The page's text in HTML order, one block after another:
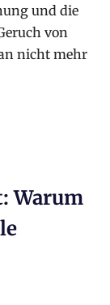
und die
von
nicht mehr
Warum